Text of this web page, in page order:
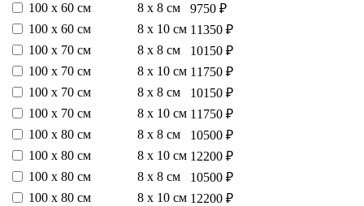
100 х 60 см
8 х 8 см
9750 ₽
100 х 60 см
8 х 10 см 11350 ₽
100 х 70 см
8 х 8 см
10150 ₽
100 х 70 см
8 х 10 см 11750 ₽
100 х 70 см
8 х 8 см
10150 ₽
100 х 70 см
8 х 10 см 11750 ₽
100 х 80 см
8 х 8 см
10500 ₽
100 х 80 см
8 х 10 см 12200 ₽
100 х 80 см
8 х 8 см
10500 ₽
100 х 80 см
8 х 10 см 12200 ₽